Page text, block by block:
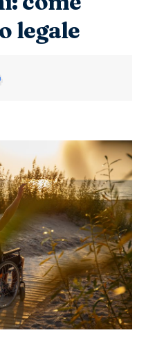
legale